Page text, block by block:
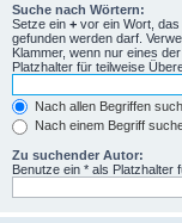
Suche nach Wörtern:
Setze ein + vor ein Wort,
gefunden werden darf.
Klammer, wenn nur eines
Platzhalter für teilweise
Nach allen Begriffen
Nach einem Begriff
Zu suchender Autor:
Benutze ein * als Platzhalter